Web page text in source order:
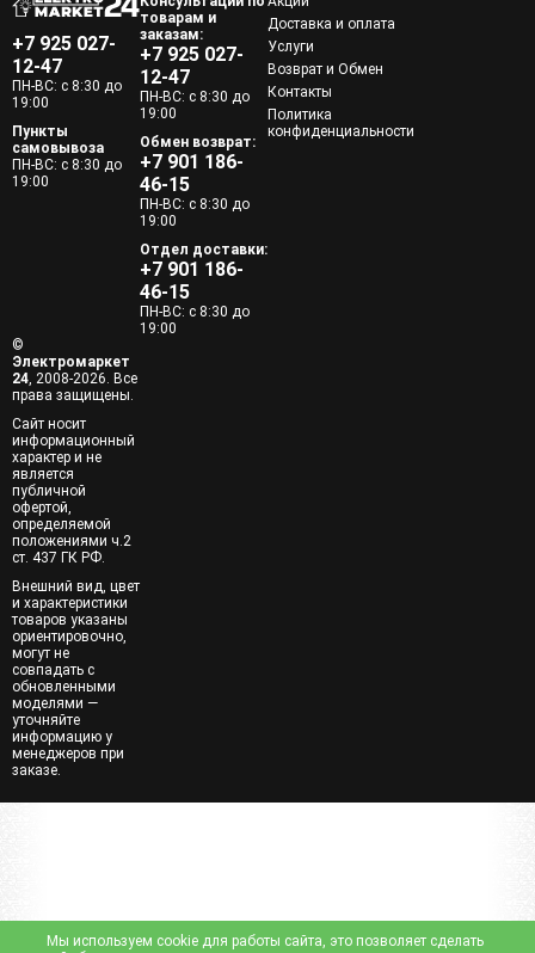
+7 925 027-
12-47
ПН-ВС: с 8:30 до
19:00
Пункты
самовывоза
ПН-ВС: с 8:30 до
19:00
товарам и
заказам:
+7 925 027-
12-47
ПН-ВС: с 8:30 до
19:00
Обмен возврат:
+7 901 186-
46-15
ПН-ВС: с 8:30 до
19:00
Отдел доставки:
+7 901 186-
46-15
ПН-ВС: с 8:30 до
19:00
Доставка и оплата
Услуги
Возврат и Обмен
Контакты
Политика
конфиденциальности
©
Электромаркет
24, 2008-2026. Все
права защищены.
Сайт носит
информационный
характер и не
является
публичной
офертой,
определяемой
положениями ч.2
ст. 437 ГК РФ.
Внешний вид, цвет
и характеристики
товаров указаны
ориентировочно,
могут не
совпадать с
обновленными
моделями —
уточняйте
информацию у
менеджеров при
заказе.
Мы используем cookie для работы сайта, это позволяет сделать